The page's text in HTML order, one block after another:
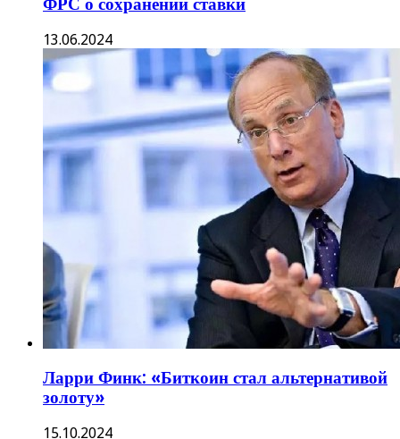
ФРС о сохранении ставки
13.06.2024
Ларри Финк: «Биткоин стал альтернативой
золоту»
15.10.2024